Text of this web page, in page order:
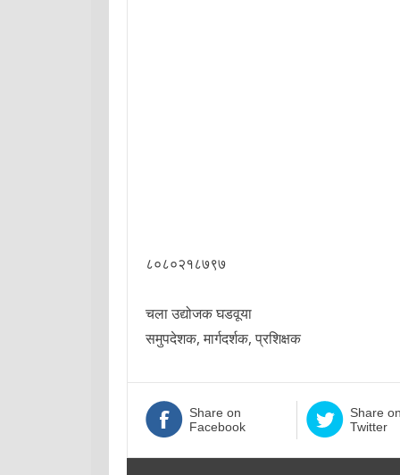
८०८०२१८७९७
चला उद्योजक घडवूया
समुपदेशक, मार्गदर्शक, प्रशिक्षक
Share on
Facebook
Share on
Twitter